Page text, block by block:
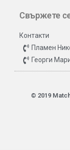
Свържете
Контакти
Пламен
Георги
© 2019